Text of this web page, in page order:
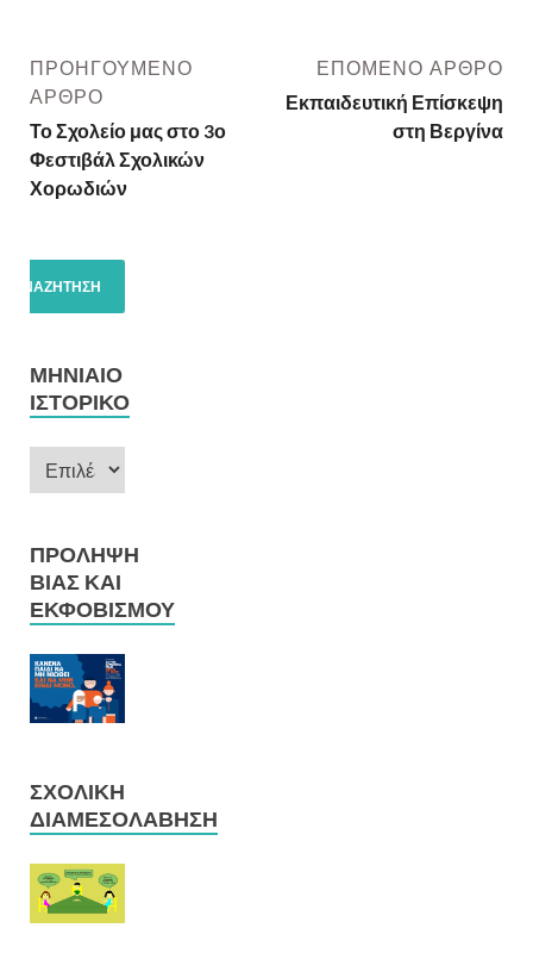
ΠΡΟΗΓΟΎΜΕΝΟ
ΆΡΘΡΟ
Το Σχολείο μας στο 3ο
Φεστιβάλ Σχολικών
Χορωδιών
ΕΠΌΜΕΝΟ ΆΡΘΡΟ
Εκπαιδευτική Επίσκεψη
στη Βεργίνα
ΜΗΝΙΑΊΟ
ΙΣΤΟΡΙΚΌ
ΠΡΌΛΗΨΗ
ΒΊΑΣ ΚΑΙ
ΕΚΦΟΒΙΣΜΟΎ
ΣΧΟΛΙΚΉ
ΔΙΑΜΕΣΟΛΆΒΗΣΗ